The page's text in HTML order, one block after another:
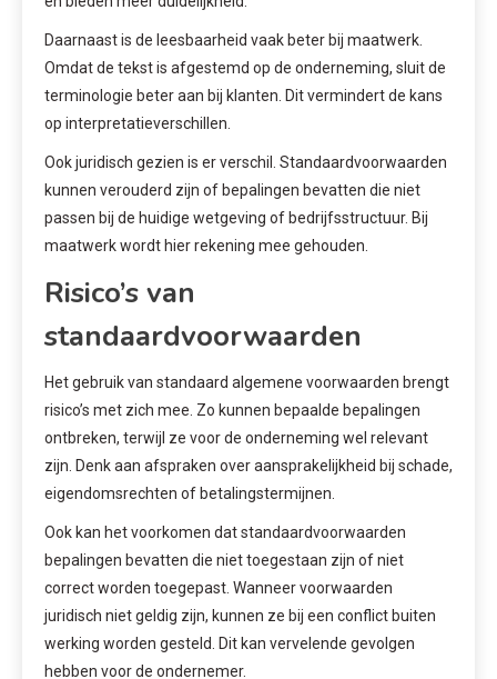
Daarnaast is de leesbaarheid vaak beter bij maatwerk.
Omdat de tekst is afgestemd op de onderneming, sluit de
terminologie beter aan bij klanten. Dit vermindert de kans
op interpretatieverschillen.
Ook juridisch gezien is er verschil. Standaardvoorwaarden
kunnen verouderd zijn of bepalingen bevatten die niet
passen bij de huidige wetgeving of bedrijfsstructuur. Bij
maatwerk wordt hier rekening mee gehouden.
Risico’s van
standaardvoorwaarden
Het gebruik van standaard algemene voorwaarden brengt
risico’s met zich mee. Zo kunnen bepaalde bepalingen
ontbreken, terwijl ze voor de onderneming wel relevant
zijn. Denk aan afspraken over aansprakelijkheid bij schade,
eigendomsrechten of betalingstermijnen.
Ook kan het voorkomen dat standaardvoorwaarden
bepalingen bevatten die niet toegestaan zijn of niet
correct worden toegepast. Wanneer voorwaarden
juridisch niet geldig zijn, kunnen ze bij een conflict buiten
werking worden gesteld. Dit kan vervelende gevolgen
hebben voor de ondernemer.